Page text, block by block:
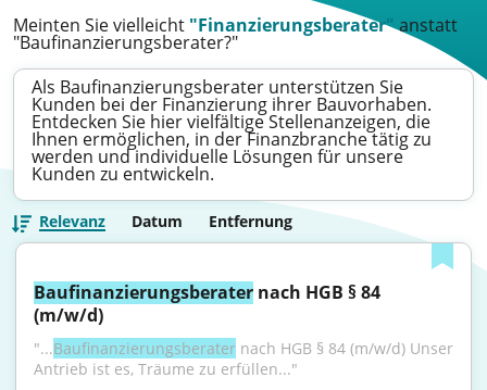
Meinten Sie vielleicht "Finanzierungsberater"anstatt
"Baufinanzierungsberater?"
Als Baufinanzierungsberater unterstützen Sie
Kunden bei der Finanzierung ihrer Bauvorhaben.
Entdecken Sie hier vielfältige Stellenanzeigen, die
Ihnen ermöglichen, in der Finanzbranche tätig zu
werden und individuelle Lösungen für unsere
Kunden zu entwickeln.
Relevanz Datum Entfernung
Baufinanzierungsberater nach HGB § 84
(m/w/d)
"...Baufinanzierungsberater nach HGB § 84 (m/w/d) Unser
Antrieb ist es, Träume zu erfüllen..."